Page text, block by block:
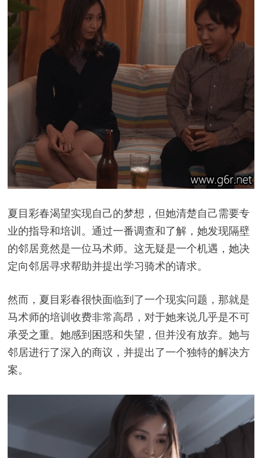
夏目彩春渴望实现自己的梦想，但她清楚自己需要专
业的指导和培训。通过一番调查和了解，她发现隔壁
的邻居竟然是一位马术师。这无疑是一个机遇，她决
定向邻居寻求帮助并提出学习骑术的请求。
然而，夏目彩春很快面临到了一个现实问题，那就是
马术师的培训收费非常高昂，对于她来说几乎是不可
承受之重。她感到困惑和失望，但并没有放弃。她与
邻居进行了深入的商议，并提出了一个独特的解决方
案。